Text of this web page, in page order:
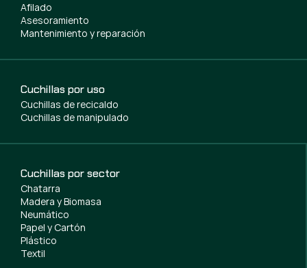
Afilado
Asesoramiento
Mantenimiento y reparación
Cuchillas por uso
Cuchillas de recicaldo
Cuchillas de manipulado
Cuchillas por sector
Chatarra
Madera y Biomasa
Neumático
Papel y Cartón
Plástico
Textil